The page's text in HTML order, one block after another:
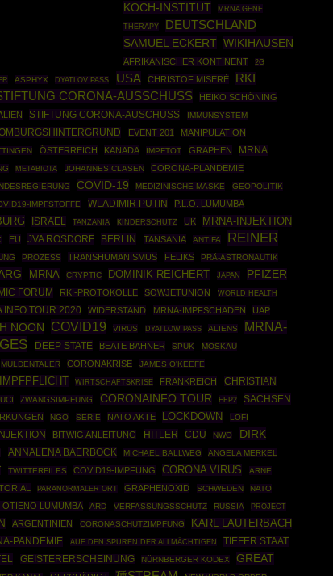
KOCH-INSTITUT
MRNA GENE
THERAPY
DEUTSCHLAND
SAMUEL ECKERT WIKIHAUSEN
AFRIKANISCHER KONTINENT 2G
ASPHYX DYATLOV PASS USA CHRISTOF MISERÉ RKI
CORONA-AUSSCHUSS
HEIKO SCHÖNING
STIFTUNG CORONA-AUSCHUSS IMMUNSYSTEM
EVENT 201 MANIPULATION
ÖSTERREICH KANADA IMPFTOT GRAPHEN
MRNA
METABIOTA JOHANNES CLASEN CORONA-PLANDEMIE
COVID-19 MEDIZINISCHE MASKE GEOPOLITIK
IMPFSTOFFE WLADIMIR PUTIN P.L.O. LUMUMBA
ISRAEL TANZANIA KINDERSCHUTZ UK MRNA-INJEKTION
EU JVA ROSDORF BERLIN TANSANIA ANTIFA
REINER
PROZESS TRANSHUMANISMUS FELIKS
PRÄ-ASTRONAUTIK
MRNA CRYPTIC DOMINIK REICHERT JAPAN PFIZER
FORUM RKI-PROTOKOLLE SOWJETUNION
WORLD HEALTH
INFO TOUR 2020 WIDERSTAND MRNA-IMPFSCHADEN UAP
NOON COVID19 VIRUS DYATLOW PASS ALIENS
MRNA-
DEEP STATE BEATE BAHNER SPUK MOSKAU
MULDENTALER CORONAKRISE JAMES O'KEEFE
IMPFPFLICHT WIRTSCHAFTSKRISE FRANKREICH
CHRISTIAN
ZWANGSIMPFUNG CORONAINFO TOUR FFP2 SACHSEN
NGO SERIE NATO AKTE LOCKDOWN
LOFI
BITWIG ANLEITUNG HITLER CDU NWO
DIRK
ANNALENA BAERBOCK MICHAEL BALLWEG
ANGELA MERKEL
TWITTERFILES COVID19-IMPFUNG CORONA VIRUS
ARNE
PARANORMALER ORT GRAPHENOXID SCHWEDEN
NATO
OTIENO LUMUMBA ARD VERFASSUNGSSCHUTZ RUSSIA
PROJECT
ARGENTINIEN CORONASCHUTZIMPFUNG KARL LAUTERBACH
PANDEMIE AUF DEN SPUREN DER ALLMÄCHTIGEN TIEFER STAAT
GEISTERERSCHEINUNG NÜRNBERGER KODEX
GREAT